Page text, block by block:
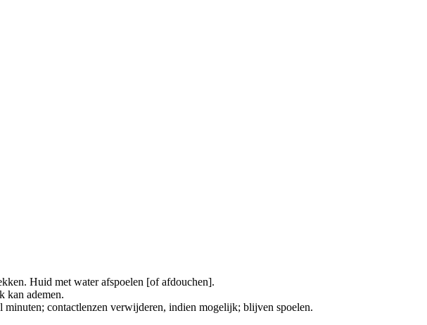
Huid met water afspoelen [of afdouchen].
kan ademen.
contactlenzen verwijderen, indien mogelijk; blijven spoelen.